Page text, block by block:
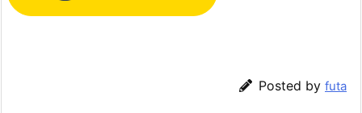
Posted by futa